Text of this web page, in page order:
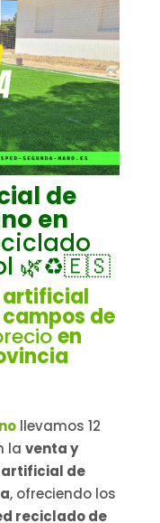
de
en
🌿♻️🇪🇸
artificial
de
en
llevamos 12
laventa y
de
, ofreciendo los
reciclado de